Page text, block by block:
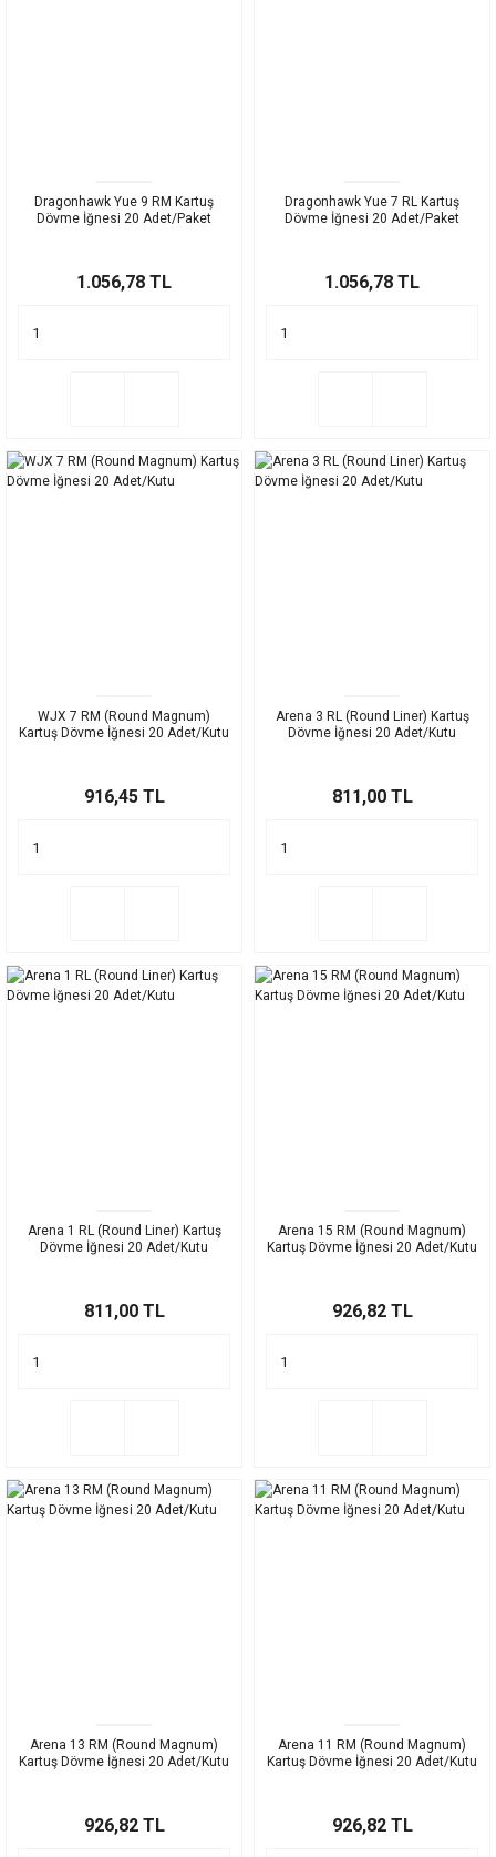
Dragonhawk Yue 9 RM Kartuş
Dövme İğnesi 20 Adet/Paket
1.056,78 TL
Dragonhawk Yue 7 RL Kartuş
Dövme İğnesi 20 Adet/Paket
1.056,78 TL
WJX 7 RM (Round Magnum)
Kartuş Dövme İğnesi 20 Adet/Kutu
916,45 TL
Arena 3 RL (Round Liner) Kartuş
Dövme İğnesi 20 Adet/Kutu
811,00 TL
Arena 1 RL (Round Liner) Kartuş
Dövme İğnesi 20 Adet/Kutu
811,00 TL
Arena 15 RM (Round Magnum)
Kartuş Dövme İğnesi 20 Adet/Kutu
926,82 TL
Arena 13 RM (Round Magnum)
Kartuş Dövme İğnesi 20 Adet/Kutu
926,82 TL
Arena 11 RM (Round Magnum)
Kartuş Dövme İğnesi 20 Adet/Kutu
926,82 TL